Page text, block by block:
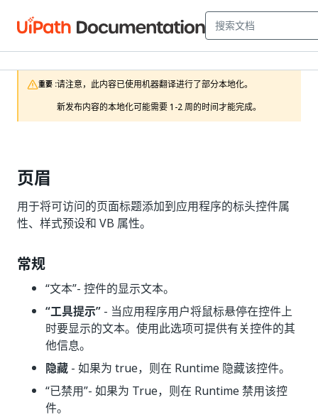
重要 :请注意，此内容已使用机器翻译进行了部分本地化。
新发布内容的本地化可能需要 1-2 周的时间才能完成。
页眉
用于将可访问的页面标题添加到应用程序的标头控件属
性、样式预设和 VB 属性。
常规
“文本”- 控件的显示文本。
“工具提示” - 当应用程序用户将鼠标悬停在控件上
时要显示的文本。使用此选项可提供有关控件的其
他信息。
隐藏 - 如果为 true，则在 Runtime 隐藏该控件。
“已禁用”- 如果为 True，则在 Runtime 禁用该控
件。